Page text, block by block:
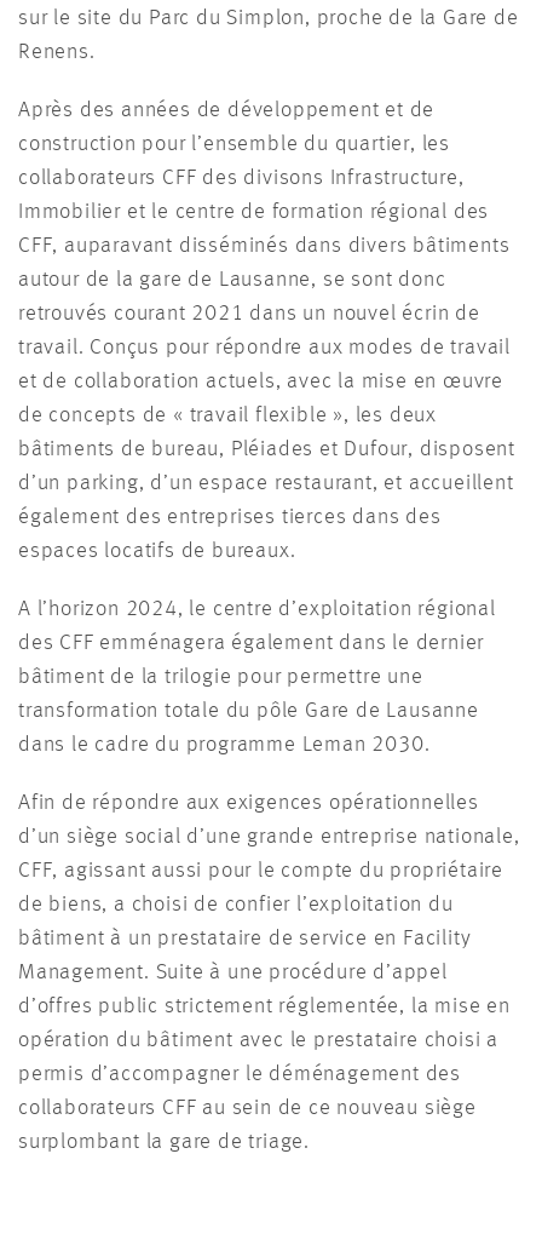
sur le site du Parc du Simplon, proche de la Gare de
Renens.
Après des années de développement et de
construction pour l’ensemble du quartier, les
collaborateurs CFF des divisons Infrastructure,
Immobilier et le centre de formation régional des
CFF, auparavant disséminés dans divers bâtiments
autour de la gare de Lausanne, se sont donc
retrouvés courant 2021 dans un nouvel écrin de
travail. Conçus pour répondre aux modes de travail
et de collaboration actuels, avec la mise en œuvre
de concepts de « travail flexible », les deux
bâtiments de bureau, Pléiades et Dufour, disposent
d’un parking, d’un espace restaurant, et accueillent
également des entreprises tierces dans des
espaces locatifs de bureaux.
A l’horizon 2024, le centre d’exploitation régional
des CFF emménagera également dans le dernier
bâtiment de la trilogie pour permettre une
transformation totale du pôle Gare de Lausanne
dans le cadre du programme Leman 2030.
Afin de répondre aux exigences opérationnelles
d’un siège social d’une grande entreprise nationale,
CFF, agissant aussi pour le compte du propriétaire
de biens, a choisi de confier l’exploitation du
bâtiment à un prestataire de service en Facility
Management. Suite à une procédure d’appel
d’offres public strictement réglementée, la mise en
opération du bâtiment avec le prestataire choisi a
permis d’accompagner le déménagement des
collaborateurs CFF au sein de ce nouveau siège
surplombant la gare de triage.